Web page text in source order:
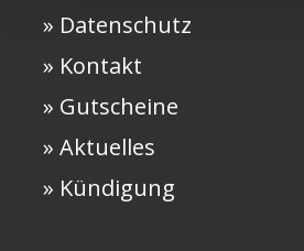
» Datenschutz
» Kontakt
» Gutscheine
» Aktuelles
» Kündigung